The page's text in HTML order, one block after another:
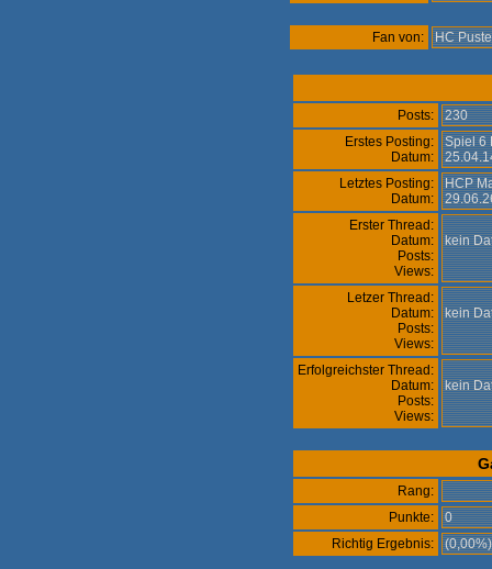
Fan von: HC
Posts:
230
Erstes Posting:
Datum:
Spiel 6
Letztes Posting:
Datum:
HCP
Erster Thread:
Datum:
Posts:
Views:
kein
Letzer Thread:
Datum:
Posts:
Views:
kein
Erfolgreichster Thread:
Datum:
Posts:
Views:
kein
Rang:
Punkte:
0
Richtig Ergebnis: